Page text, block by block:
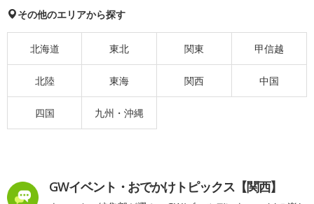
その他のエリアから探す
北海道 東北 関東 甲信越
北陸 東海 関西 中国
四国 九州・沖縄
GWイベント・おでかけトピックス【関西】